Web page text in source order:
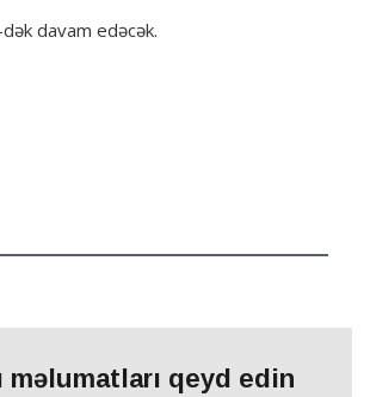
davam edəcək.
məlumatları qeyd edin